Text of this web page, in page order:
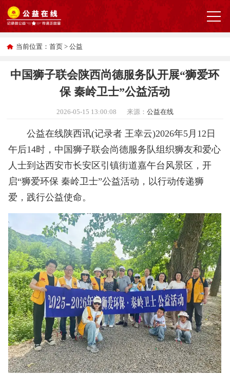
当前位置：首页 >公益
中国狮子联会陕西尚德服务队开展“狮爱环
保 秦岭卫士”公益活动
2026-05-15 13:00:08 来源：公益在线
公益在线陕西讯(记录者 王幸云)2026年5月12日
午后14时，中国狮子联会尚德服务队组织狮友和爱心
人士到达西安市长安区引镇街道嘉午台风景区，开
启“狮爱环保 秦岭卫士”公益活动，以行动传递狮
爱，践行公益使命。